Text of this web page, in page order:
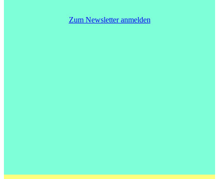
Zum Newsletter anmelden